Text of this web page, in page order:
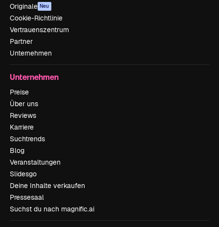
Originale Neu
Cookie-Richtlinie
Vertrauenszentrum
Partner
Unternehmen
Unternehmen
Preise
Über uns
Reviews
Karriere
Suchtrends
Blog
Veranstaltungen
Slidesgo
Deine Inhalte verkaufen
Pressesaal
Suchst du nach magnific.ai